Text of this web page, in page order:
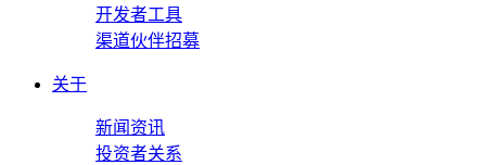
开发者工具
渠道伙伴招募
关于
新闻资讯
投资者关系